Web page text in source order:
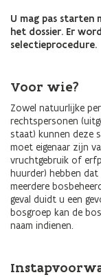
U mag pas starten
het dossier. Er
selectieprocedure.
Voor wie?
Zowel natuurlijke
rechtspersonen
staat) kunnen deze
moet eigenaar zijn
vruchtgebruik of
huurder) hebben
meerdere
geval duidt u een
bosgroep kan de
naam indienen.